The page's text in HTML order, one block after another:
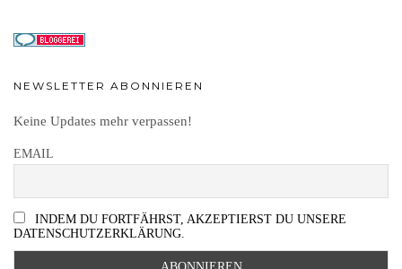
NEWSLETTER ABONNIEREN
Keine Updates mehr verpassen!
EMAIL
INDEM DU FORTFÄHRST, AKZEPTIERST DU UNSERE
DATENSCHUTZERKLÄRUNG.